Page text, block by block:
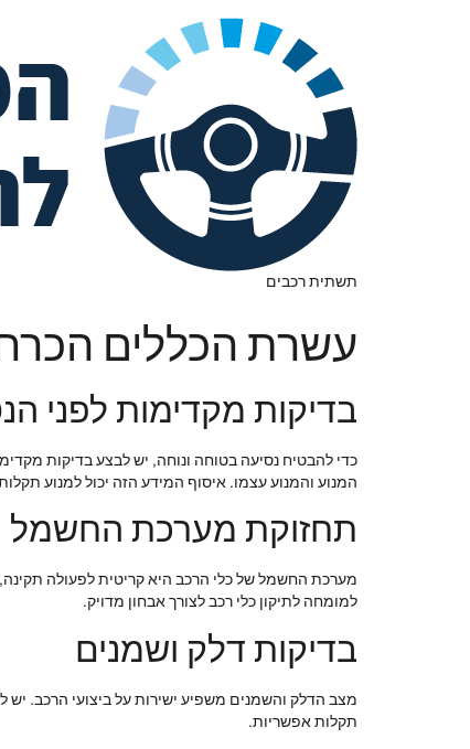
תשתית רכבים
עשרת הכללים
בדיקות מקדימות לפני
כדי להבטיח נסיעה בטוחה ונוחה, יש לבצע בדיקות
המנוע והמנוע עצמו. איסוף המידע הזה יכול למנוע
תחזוקת מערכת החשמל
מערכת החשמל של כלי הרכב היא קריטית לפעולה
למומחה לתיקון כלי רכב לצורך אבחון מדויק.
בדיקות דלק ושמנים
מצב הדלק והשמנים משפיע ישירות על ביצועי הרכב. יש
תקלות אפשריות.